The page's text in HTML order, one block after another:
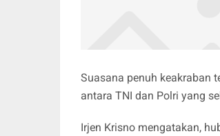
Suasana penuh keakraban
antara TNI dan Polri yang
Irjen Krisno mengatakan,